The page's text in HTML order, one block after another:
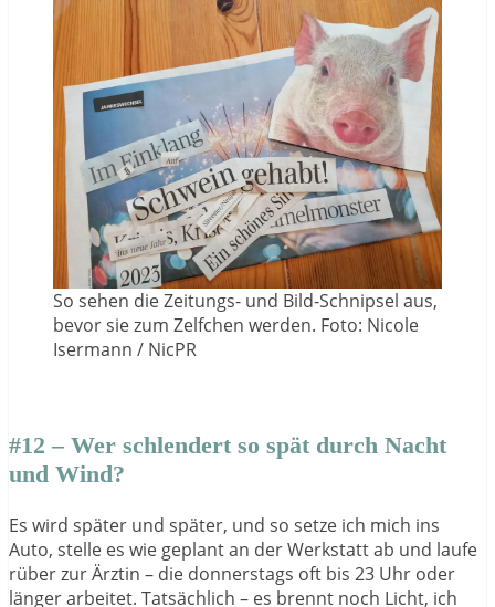
So sehen die Zeitungs- und Bild-Schnipsel aus,
bevor sie zum Zelfchen werden. Foto: Nicole
Isermann / NicPR
#12 – Wer schlendert so spät durch Nacht
und Wind?
Es wird später und später, und so setze ich mich ins
Auto, stelle es wie geplant an der Werkstatt ab und laufe
rüber zur Ärztin – die donnerstags oft bis 23 Uhr oder
länger arbeitet. Tatsächlich – es brennt noch Licht, ich